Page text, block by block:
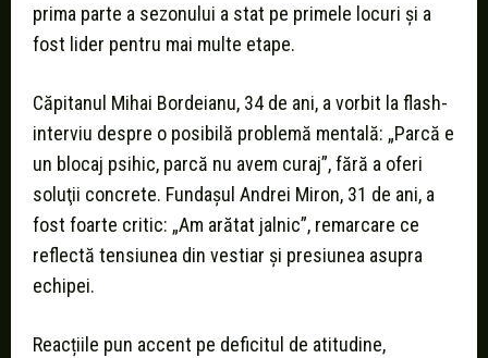
prima parte a sezonului a stat pe primele locuri şi a
fost lider pentru mai multe etape.
Căpitanul Mihai Bordeianu, 34 de ani, a vorbit la flash-
interviu despre o posibilă problemă mentală: „Parcă e
un blocaj psihic, parcă nu avem curaj”, fără a oferi
soluţii concrete. Fundaşul Andrei Miron, 31 de ani, a
fost foarte critic: „Am arătat jalnic”, remarcare ce
reflectă tensiunea din vestiar şi presiunea asupra
echipei.
Reacțiile pun accent pe deficitul de atitudine,